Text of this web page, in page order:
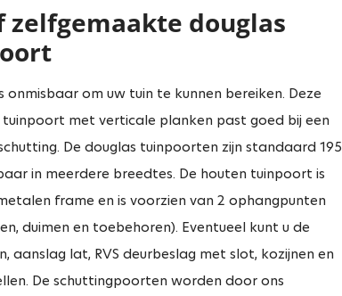
douglas
onmisbaar om uw tuin te kunnen bereiken. Deze
tuinpoort met verticale planken past goed bij een
De douglas tuinpoorten zijn standaard 195
in meerdere breedtes. De houten tuinpoort is
frame en is voorzien van 2 ophangpunten
duimen en toebehoren). Eventueel kunt u de
aanslag lat, RVS deurbeslag met slot, kozijnen en
De schuttingpoorten worden door ons